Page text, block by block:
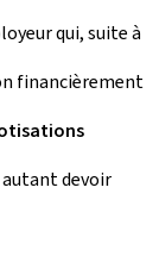
qui, suite à
financièrement
autant devoir